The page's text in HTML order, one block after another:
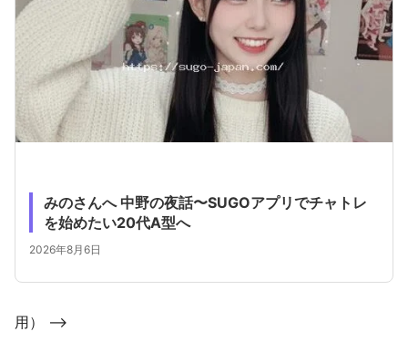
みのさんへ 中野の夜話〜SUGOアプリでチャトレ
を始めたい20代A型へ
2026年8月6日
用） -->